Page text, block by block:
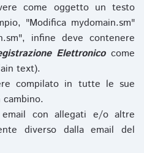
come oggetto un testo
"Modifica mydomain.sm"
infine deve contenere
Elettronicocome
text).
compilato in tutte le sue
email con allegati e/o altre
diverso dalla email del